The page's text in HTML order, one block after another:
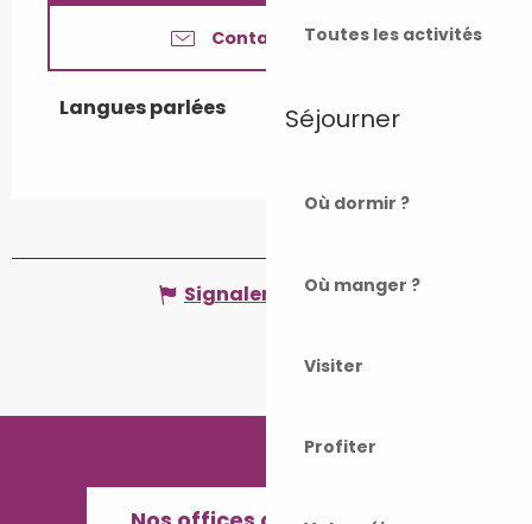
Toutes les activités
Séjourner
Où dormir ?
Où manger ?
Visiter
Profiter
Contactez-nous
Langues parlées
Langues parlées
Signaler une erreur